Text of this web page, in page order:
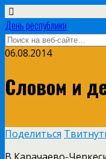
День республики
06.08.2014
Словом и
Поделиться